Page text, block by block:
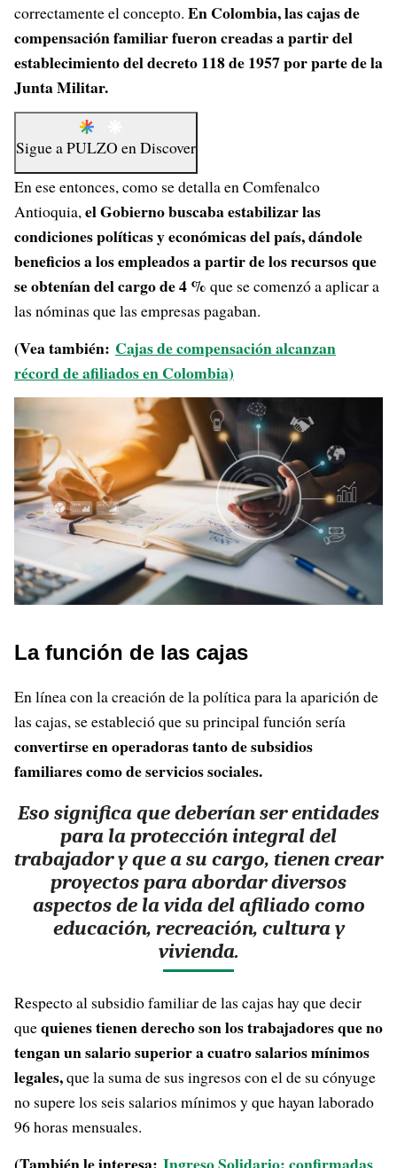
correctamente el concepto. En Colombia, las cajas de
compensación familiar fueron creadas a partir del
establecimiento del decreto 118 de 1957 por parte de la
Junta Militar.
Sigue aPULZO enDiscover
En ese entonces, como se detalla en Comfenalco
Antioquia,el Gobierno buscaba estabilizar las
condiciones políticas y económicas del país, dándole
beneficios a los empleados a partir de los recursos que
se obtenían del cargo de 4 % que se comenzó a aplicar a
las nóminas que las empresas pagaban.
(Vea también: Cajas de compensación alcanzan
récord de afiliados en Colombia)
La función de las cajas
En línea con la creación de la política para la aparición de
las cajas, se estableció que su principal función sería
convertirse en operadoras tanto de subsidios
familiares como de servicios sociales.
Eso significa que deberían ser entidades
para la protección integral del
trabajador y que a su cargo, tienen crear
proyectos para abordar diversos
aspectos de la vida del afiliado como
educación, recreación, cultura y
vivienda.
Respecto al subsidio familiar de las cajas hay que decir
quequienes tienen derecho son los trabajadores que no
tengan un salario superior a cuatro salarios mínimos
legales,que la suma de sus ingresos con el de su cónyuge
no supere los seis salarios mínimos y que hayan laborado
96 horas mensuales.